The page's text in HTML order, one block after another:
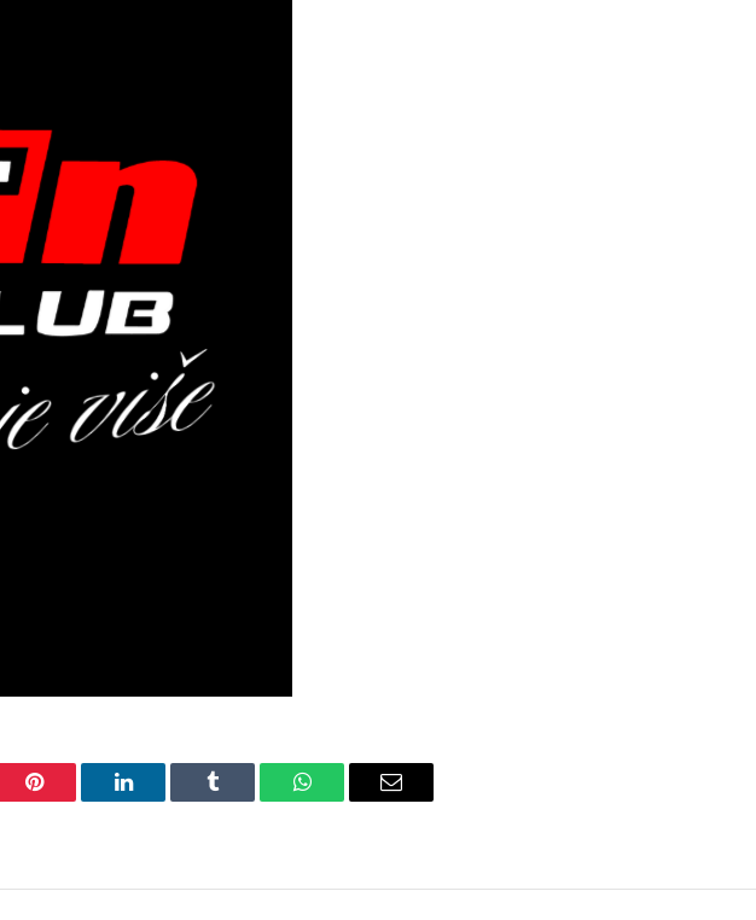
Pinterest LinkedIn Tumblr WhatsAppEmail